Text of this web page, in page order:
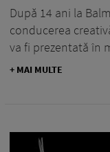
După 14 ani la
conducerea
va fi prezentată în
+ MAI MULTE